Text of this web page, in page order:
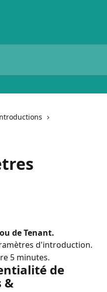
de Tenant.
d'introduction.
5 minutes.
de
&